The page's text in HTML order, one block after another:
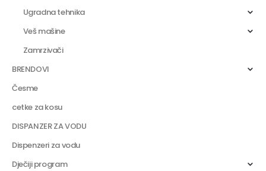
Ugradna tehnika
Veš mašine
Zamrzivači
BRENDOVI
Česme
cetke za kosu
DISPANZER ZA VODU
Dispenzeri za vodu
Dječiji program